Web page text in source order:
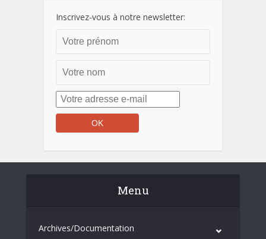
Inscrivez-vous à notre newsletter:
Menu
Archives/Documentation